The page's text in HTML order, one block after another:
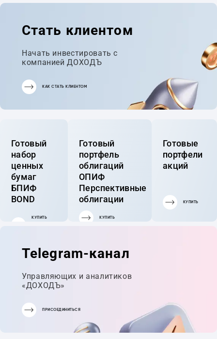
Стать клиентом
Начать инвестировать с
компанией ДОХОДЪ
КАК СТАТЬ КЛИЕНТОМ
Готовый
набор
ценных
бумаг
БПИФ
BOND
КУПИТЬ
Готовый
портфель
облигаций
ОПИФ
Перспективные
облигации
КУПИТЬ
Готовые
портфели
акций
КУПИТЬ
Telegram-канал
Управляющих и аналитиков
«ДОХОДЪ»
ПРИСОЕДИНИТЬСЯ